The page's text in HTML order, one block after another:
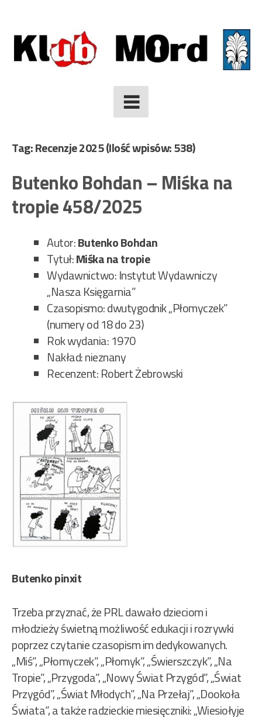
to
content
Tag: Recenzje 2025(Ilość wpisów: 538)
Butenko Bohdan – Miśka na
tropie 458/2025
Autor:Butenko Bohdan
Tytuł:Miśka na tropie
Wydawnictwo: Instytut Wydawniczy
„Nasza Księgarnia”
Czasopismo: dwutygodnik „Płomyczek”
(numery od 18 do 23)
Rok wydania: 1970
Nakład: nieznany
Recenzent: Robert Żebrowski
Butenko pinxit
Trzeba przyznać, że PRL dawało dzieciom i
młodzieży świetną możliwość edukacji i rozrywki
poprzez czytanie czasopism im dedykowanych.
„Miś”, „Płomyczek”, „Płomyk”, „Świerszczyk”, „Na
Tropie”, „Przygoda”, „Nowy Świat Przygód”, „Świat
Przygód”, „Świat Młodych”, „Na Przełaj”, „Dookoła
Świata”, a także radzieckie miesięczniki: „Wiesiołyje